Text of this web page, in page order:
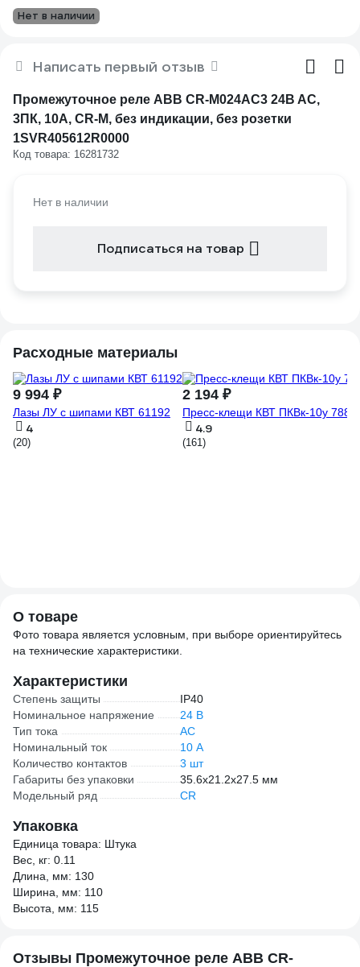
Нет в наличии
Написать первый отзыв
Промежуточное реле ABB CR-M024AC3 24B AC,
3ПК, 10А, CR-M, без индикации, без розетки
1SVR405612R0000
Код товара: 16281732
Нет в наличии
Подписаться на товар
Расходные материалы
9 994 ₽
Лазы ЛУ с шипами КВТ 61192
4
(20)
2 194 ₽
Пресс-клещи КВТ ПКВк-10у
4.9
(161)
О товаре
Фото товара является условным, при выборе ориентируйтесь
на технические характеристики.
Характеристики
Степень защиты
IP40
Номинальное напряжение
24 В
Тип тока
AC
Номинальный ток
10 А
Количество контактов
3 шт
Габариты без упаковки
35.6х21.2х27.5 мм
Модельный ряд
CR
Упаковка
Единица товара: Штука
Вес, кг: 0.11
Длина, мм: 130
Ширина, мм: 110
Высота, мм: 115
Отзывы Промежуточное реле ABB CR-